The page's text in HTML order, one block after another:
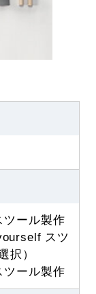
ール製作
スツ
択）
ール製作